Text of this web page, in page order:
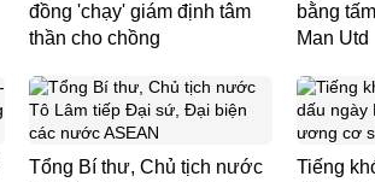
đồng 'chạy' giám định tâm
thần cho chồng
bằng
Man Utd
Tổng Bí thư, Chủ tịch nước
Tiếng